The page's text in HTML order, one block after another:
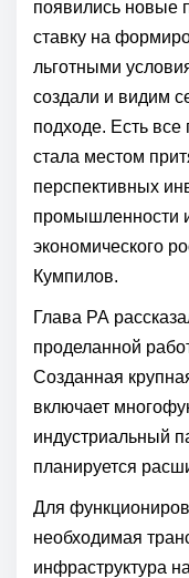
появились новые
ставку на
льготными
создали и видим
подходе. Есть
стала местом
перспективных
промышленности
экономического
Кумпилов.
Глава РА
проделанной
Созданная
включает
индустриальный
планируется
Для
необходимая
инфраструктура